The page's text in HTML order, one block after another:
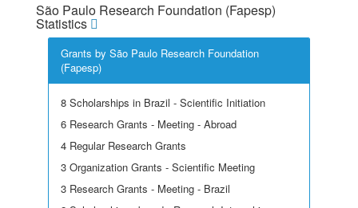
São Paulo Research Foundation (Fapesp)
Statistics
Grants by São Paulo Research Foundation
(Fapesp)
8 Scholarships in Brazil - Scientific Initiation
6 Research Grants - Meeting - Abroad
4 Regular Research Grants
3 Organization Grants - Scientific Meeting
3 Research Grants - Meeting - Brazil